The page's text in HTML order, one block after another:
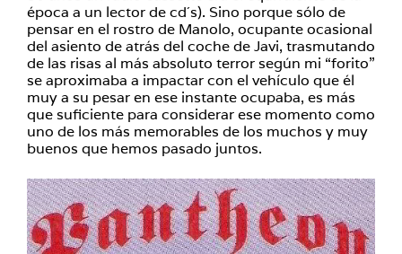
época a un lector de cd´s). Sino porque sólo de
pensar en el rostro de Manolo, ocupante ocasional
del asiento de atrás del coche de Javi, trasmutando
de las risas al más absoluto terror según mi “forito”
se aproximaba a impactar con el vehículo que él
muy a su pesar en ese instante ocupaba, es más
que suficiente para considerar ese momento como
uno de los más memorables de los muchos y muy
buenos que hemos pasado juntos.